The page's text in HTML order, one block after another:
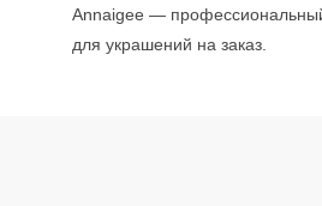
Annaigee —
для украшений на заказ.